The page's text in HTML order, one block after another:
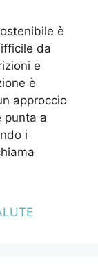
è
da
e
è
approccio
punta a
i